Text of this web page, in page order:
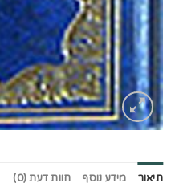
תיאור מידע נוסף חוות דעת (0)